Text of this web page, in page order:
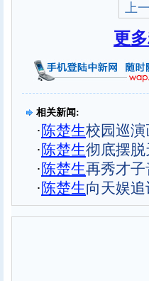
上
更
相关新闻:
·陈楚生校园巡
·陈楚生彻底摆
·陈楚生再秀才
·陈楚生向天娱